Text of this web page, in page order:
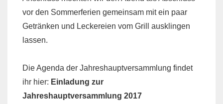
vor den Sommerferien gemeinsam mit ein paar
Getränken und Leckereien vom Grill ausklingen
lassen.
Die Agenda der Jahreshauptversammlung findet
ihr hier: Einladung zur
Jahreshauptversammlung 2017